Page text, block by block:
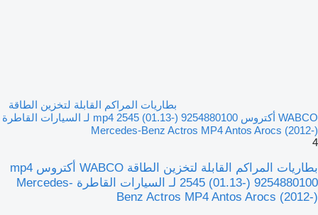
بطاريات المراكم القابلة لتخزين الطاقة
WABCO أكتروس mp4 2545 (01.13-) 9254880100 لـ السيارات القاطرة
Mercedes-Benz Actros MP4 Antos Arocs (2012-)
4
بطاريات المراكم القابلة لتخزين الطاقة WABCO أكتروس mp4
2545 (01.13-) 9254880100 لـ السيارات القاطرة Mercedes-
Benz Actros MP4 Antos Arocs (2012-)